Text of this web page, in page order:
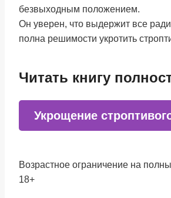
безвыходным положением.
Он уверен, что выдержит все ради
полна решимости укротить
Читать книгу
Укрощение
Возрастное ограничение на
18+